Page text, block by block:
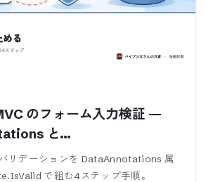
のフォーム入力検証 —
と
を業務SEが4ステ
リデーションを DataAnnotations 属
で組む4ステップ手順。